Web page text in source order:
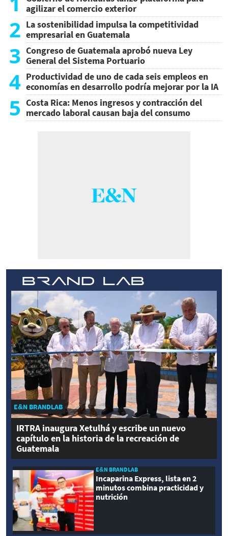
agilizar el comercio exterior
2 La sostenibilidad impulsa la competitividad
empresarial en Guatemala
3 Congreso de Guatemala aprobó nueva Ley
General del Sistema Portuario
4 Productividad de uno de cada seis empleos en
economías en desarrollo podría mejorar por la IA
5 Costa Rica: Menos ingresos y contracción del
mercado laboral causan baja del consumo
E&N BRANDLAB
IRTRA inaugura Xetulhá y escribe un nuevo
capítulo en la historia de la recreación de
Guatemala
E&N BRANDLAB
Incaparina Express, lista en 2
minutos combina practicidad y
nutrición